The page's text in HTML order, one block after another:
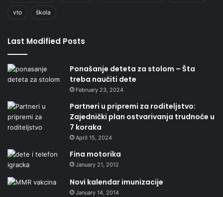
vto škola
Last Modified Posts
Ponašanje deteta za stolom – Šta
treba naučiti dete
February 23, 2024
Partneri u pripremi za roditeljstvo:
Zajednički plan ostvarivanja trudnoće u
7 koraka
April 15, 2024
Fina motorika
January 21, 2012
Novi kalendar imunizacije
January 14, 2014